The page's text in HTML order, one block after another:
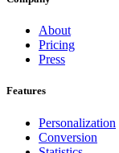
About
Pricing
Press
Features
Personalization
Conversion